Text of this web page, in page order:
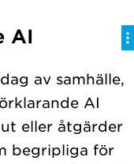
AI
av samhälle,
AI
eller åtgärder
begripliga för